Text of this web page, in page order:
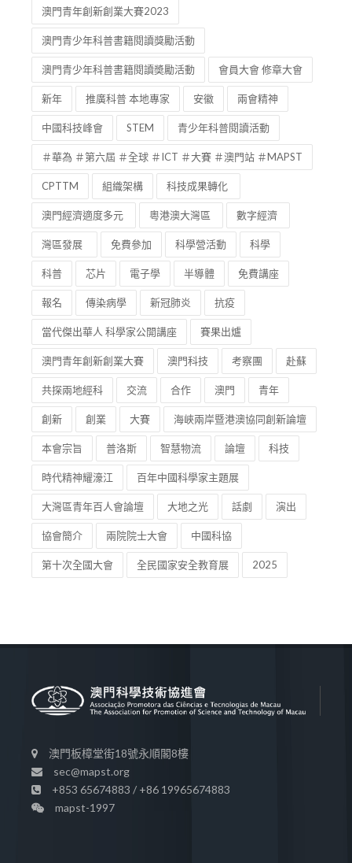
澳門青年創新創業大賽2023
澳門青少年科普書籍閱讀獎勵活動
澳門青少年科普書籍閱讀奬勵活動 會員大會 修章大會
新年 推廣科普 本地專家 安徽 兩會精神
中國科技峰會 STEM 青少年科普閱讀活動
＃華為 ＃第六屆 ＃全球 ＃ICT ＃大賽 ＃澳門站 ＃MAPST
CPTTM 組織架構 科技成果轉化
澳門經濟適度多元 粵港澳大灣區 數字經濟
灣區發展 免費參加 科學營活動 科學
科普 芯片 電子學 半導體 免費講座
報名 傳染病學 新冠肺炎 抗疫
當代傑出華人 科學家公開講座 賽果出爐
澳門青年創新創業大賽 澳門科技 考察團 赴蘇
共探兩地經科 交流 合作 澳門 青年
創新 創業 大賽 海峽兩岸暨港澳協同創新論壇
本會宗旨 普洛斯 智慧物流 論壇 科技
時代精神耀濠江 百年中國科學家主題展
大灣區青年百人會論壇 大地之光 話劇 演出
協會簡介 兩院院士大會 中國科協
第十次全國大會 全民國家安全教育展 2025
澳門板樟堂街18號永順閣8樓
sec@mapst.org
+853 65674883 / +86 19965674883
mapst-1997